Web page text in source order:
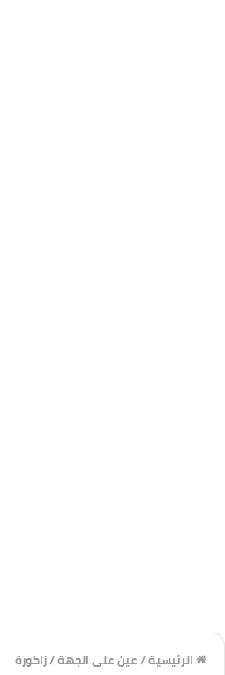
الرئيسية/عين على الجهة/زاكورة